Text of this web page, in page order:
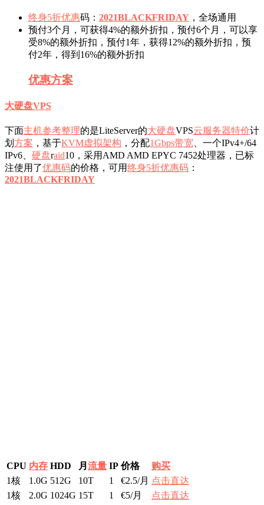
终身5折优惠码： 2021BLACKFRIDAY ，全场通用
预付3个月，可获得4%的额外折扣，预付6个月，可以享
受8%的额外折扣，预付1年，获得12%的额外折扣，预
付2年，得到16%的额外折扣
优惠方案
大硬盘VPS
下面主机参考整理的是LiteServer的大硬盘VPS云服务器特价计
划 方案 ，基于KVM虚拟架构 ，分配1Gbps带宽 、一个IPv4+/64
IPv6、 硬盘raid10，采用AMD AMD EPYC 7452处理器，已标
注使用了优惠码的价格，可用终身5折优惠码 ：
2021BLACKFRIDAY
CPU 内存 HDD 月 流量 IP 价格
购买
1核
1.0G 512G 10T 1 €2.5/月 点击直达
1核
2.0G 1024G 15T 1 €5/月
点击直达